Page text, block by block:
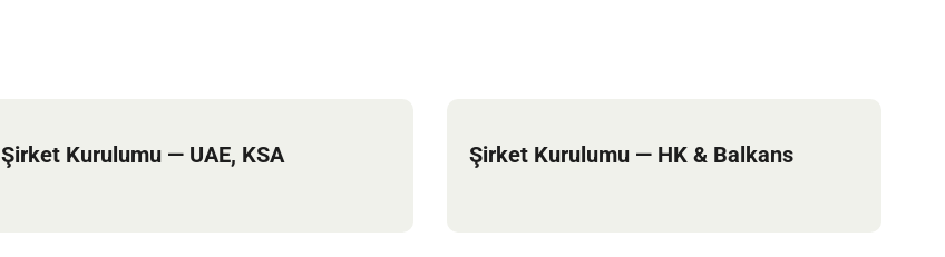
Şirket Kurulumu — UAE, KSA Şirket Kurulumu — HK & Balkans